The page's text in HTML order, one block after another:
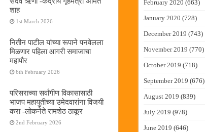
शाह
1st March 2026
नितीन पाटील यांच्या रूपाने पनवेलला
मिळणार पहिला आगरी समाजाचा
महापौर
6th February 2026
परिसराच्या सर्वांगीण विकासासाठी
भाजप महायुतीच्या उमेदवारांना विजयी
करा -लोकनेते रामशेठ ठाकूर
2nd February 2026
February 2020 (663)
January 2020 (728)
December 2019 (743)
November 2019 (770)
October 2019 (718)
September 2019 (676)
August 2019 (839)
July 2019 (978)
June 2019 (646)